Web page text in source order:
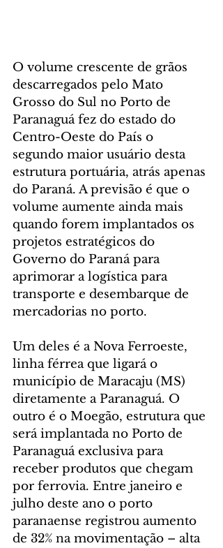
O volume crescente de grãos
descarregados pelo Mato
Grosso do Sul no Porto de
Paranaguá fez do estado do
Centro-Oeste do País o
segundo maior usuário desta
estrutura portuária, atrás apenas
do Paraná. A previsão é que o
volume aumente ainda mais
quando forem implantados os
projetos estratégicos do
Governo do Paraná para
aprimorar a logística para
transporte e desembarque de
mercadorias no porto.
Um deles é a Nova Ferroeste,
linha férrea que ligará o
município de Maracaju (MS)
diretamente a Paranaguá. O
outro é o Moegão, estrutura que
será implantada no Porto de
Paranaguá exclusiva para
receber produtos que chegam
por ferrovia. Entre janeiro e
julho deste ano o porto
paranaense registrou aumento
de 32% na movimentação – alta